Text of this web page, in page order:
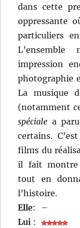
dans cette
oppressante
particuliers
impression
photographie
La musique
(notamment
spéciale a
certains.
films du
il fait montre
tout en
l’histoire.
Elle:
–
Lui :